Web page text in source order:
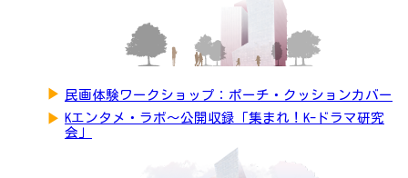
▶ 民画体験ワークショップ：ポーチ・クッションカバー
▶ Kエンタメ・ラボ～公開収録「集まれ！K-ドラマ研究
会」